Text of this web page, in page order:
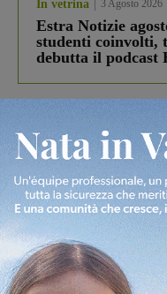
In vetrina 3 Agosto 2026
Estra Notizie
studenti coinvolti,
debutta il podcast
Più lette
Figline Incisa Valdarno
Piscina di Figline
Pnrr, il gruppo di
ringraziamento al